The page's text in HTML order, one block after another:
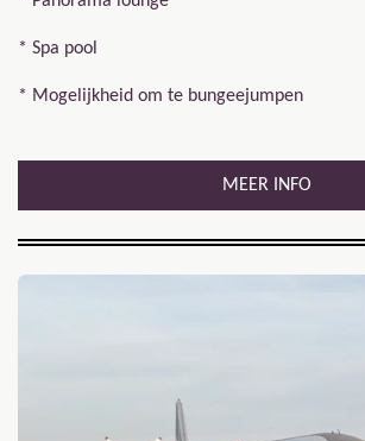
* Spa pool
* Mogelijkheid om te bungeejumpen
MEER INFO